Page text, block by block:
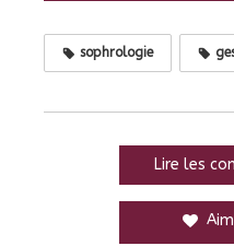
sophrologie
Lire les